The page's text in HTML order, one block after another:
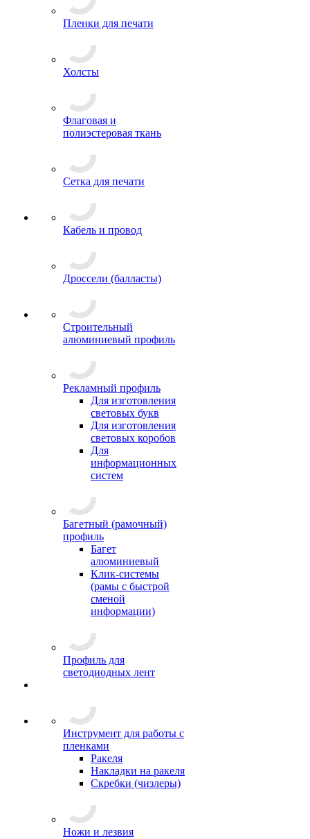
Пленки для печати
Холсты
Флаговая и
полиэстеровая ткань
Сетка для печати
Кабель и провод
Дроссели (балласты)
Строительный
алюминиевый профиль
Рекламный профиль
Для изготовления
световых букв
Для изготовления
световых коробов
Для
информационных
систем
Багетный (рамочный)
профиль
Багет
алюминиевый
Клик-системы
(рамы с быстрой
сменой
информации)
Профиль для
светодиодных лент
Инструмент для работы с
пленками
Ракеля
Накладки на ракеля
Скребки (чизлеры)
Ножи и лезвия